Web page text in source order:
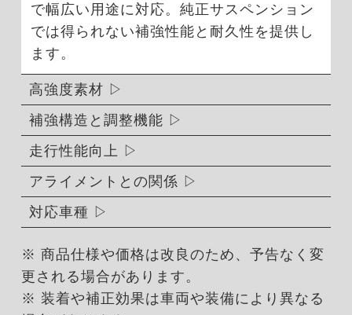
で幅広い用途に対応。純正サスペンション
では得られない補強性能と耐久性を提供し
ます。
高強度素材
補強構造と調整機能
走行性能向上
アライメントとの関係
対応車種
※ 商品仕様や価格は改良のため、予告なく変
更される場合があります。
※ 装着や補正効果は車両や装備により異なる